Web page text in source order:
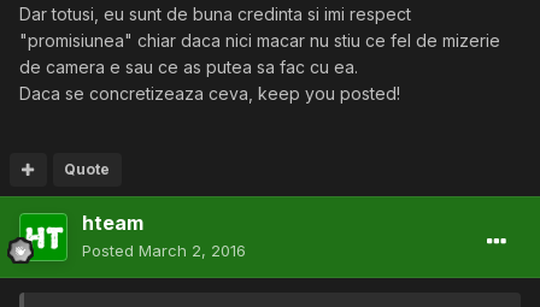
Dar totusi, eu sunt de buna credinta si imi respect
"promisiunea" chiar daca nici macar nu stiu ce fel de mizerie
de camera e sau ce as putea sa fac cu ea.
Daca se concretizeaza ceva, keep you posted!
Quote
hteam
Posted March 2, 2016